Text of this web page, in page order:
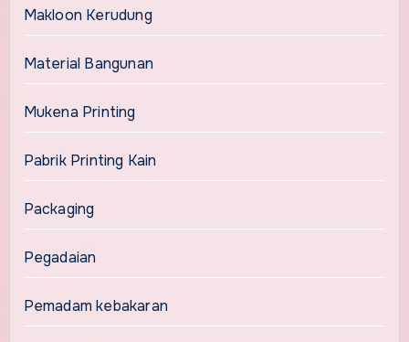
Makloon Kerudung
Material Bangunan
Mukena Printing
Pabrik Printing Kain
Packaging
Pegadaian
Pemadam kebakaran